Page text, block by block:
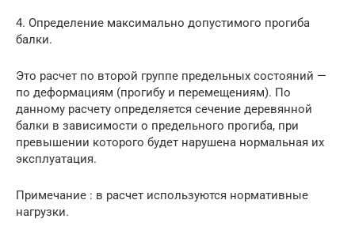
4. Определение максимально допустимого прогиба
балки.
Это расчет по второй группе предельных состояний —
по деформациям (прогибу и перемещениям). По
данному расчету определяется сечение деревянной
балки в зависимости о предельного прогиба, при
превышении которого будет нарушена нормальная их
эксплуатация.
Примечание : в расчет используются нормативные
нагрузки.